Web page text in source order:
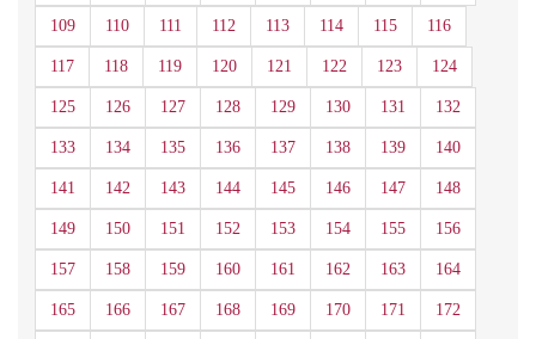
109 110 111 112 113 114 115 116
117 118 119 120 121 122 123 124
125 126 127 128 129 130 131 132
133 134 135 136 137 138 139 140
141 142 143 144 145 146 147 148
149 150 151 152 153 154 155 156
157 158 159 160 161 162 163 164
165 166 167 168 169 170 171 172